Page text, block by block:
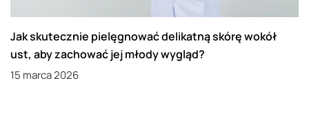
Jak skutecznie pielęgnować delikatną skórę wokół
ust, aby zachować jej młody wygląd?
15 marca 2026